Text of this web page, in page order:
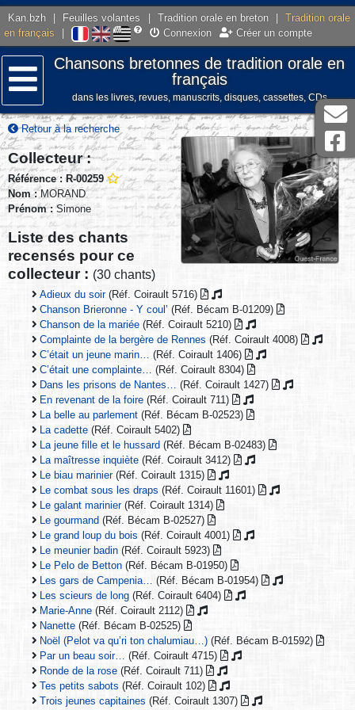
Kan.bzh Feuilles volantes Tradition orale en breton
Tradition orale
en français
Connexion Créer un compte
Menu
Chansons bretonnes de tradition orale en
français
dans les livres, revues, manuscrits, disques, cassettes, CDs
Retour à la recherche
Collecteur :
Référence : R-00259
Nom :MORAND
Prénom :Simone
Liste des chants
recensés pour ce
collecteur : (30 chants)
Adieux du soir(Réf. Coirault 5716)
Chanson Brieronne - Y coul’ (Réf. Bécam B-01209)
Chanson de la mariée (Réf. Coirault 5210)
Complainte de la bergère de Rennes (Réf. Coirault 4008)
C’était un jeune marin… (Réf. Coirault 1406)
C’était une complainte… (Réf. Coirault 8304)
Dans les prisons de Nantes… (Réf. Coirault 1427)
En revenant de la foire (Réf. Coirault 711)
La belle au parlement (Réf. Bécam B-02523)
La cadette (Réf. Coirault 5402)
La jeune fille et le hussard (Réf. Bécam B-02483)
La maîtresse inquiète (Réf. Coirault 3412)
Le biau marinier(Réf. Coirault 1315)
Le combat sous les draps (Réf. Coirault 11601)
Le galant marinier(Réf. Coirault 1314)
Le gourmand (Réf. Bécam B-02527)
Le grand loup du bois (Réf. Coirault 4001)
Le meunier badin (Réf. Coirault 5923)
Le Pelo de Betton (Réf. Bécam B-01950)
Les gars de Campenia… (Réf. Bécam B-01954)
Les scieurs de long (Réf. Coirault 6404)
Marie-Anne (Réf. Coirault 2112)
Nanette (Réf. Bécam B-02525)
Noël (Pelot va qu’ri ton chalumiau…) (Réf. Bécam B-01592)
Par un beau soir… (Réf. Coirault 4715)
Ronde de la rose (Réf. Coirault 711)
Tes petits sabots (Réf. Coirault 102)
Trois jeunes capitaines (Réf. Coirault 1307)